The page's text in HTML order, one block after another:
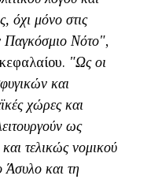
όχι μόνο στις
Παγκόσμιο Νότο",
"Ως οι
και
χώρες και
ως
τελικώς νομικού
Άσυλο και τη